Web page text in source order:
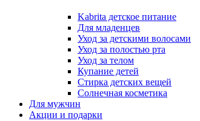
Kabrita детское питание
Для младенцев
Уход за детскими волосами
Уход за полостью рта
Уход за телом
Купание детей
Стирка детских вещей
Солнечная косметика
Для мужчин
Акции и подарки